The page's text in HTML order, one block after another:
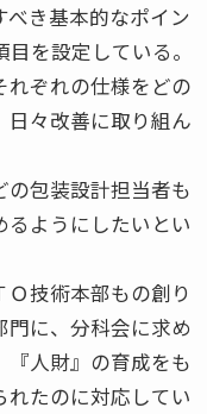
き基本的なポイン
を設定している。
ぞれの仕様をどの
日々改善に取り組ん
包装設計担当者も
ようにしたいとい
技術本部もの創り
に、分科会に求め
人財』の育成をも
れたのに対応してい